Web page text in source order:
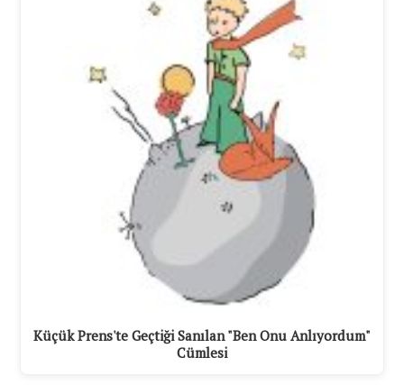
Küçük Prens'te Geçtiği Sanılan "Ben Onu Anlıyordum"
Cümlesi